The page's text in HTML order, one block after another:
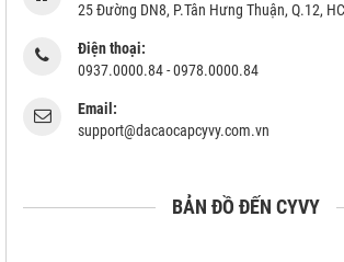
25 Đường DN8, P.Tân Hưng Thuận, Q.12,
Điện thoại:
0937.0000.84 - 0978.0000.84
Email:
support@dacaocapcyvy.com.vn
BẢN ĐỒ ĐẾN CYVY